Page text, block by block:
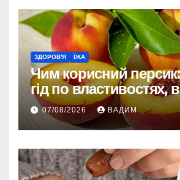
ЗДОРОВ'Я ЇЖА
Чим корисний
гід по властивостях,
впливі на організм
07/08/2026 ВАДИМ